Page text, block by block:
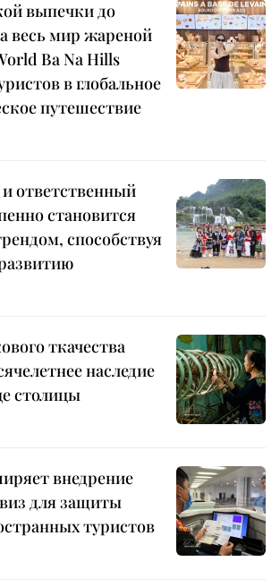
выпечки до
весь мир жареной
Ba Na Hills
в глобальное
путешествие
ответственный
становится
способствуя
ткачества
наследие
столицы
внедрение
для защиты
туристов